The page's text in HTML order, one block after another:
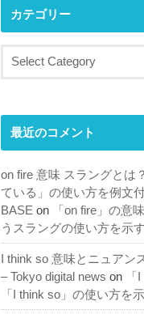
カテゴリー
最近のコメント
on fire 意味 スラングとは
ている」の使い方を例文
BASE on
「on fire」の意
うスラングの使い方を示
I think so 意味とニュアン
– Tokyo digital news on
「I think so」の使い方を